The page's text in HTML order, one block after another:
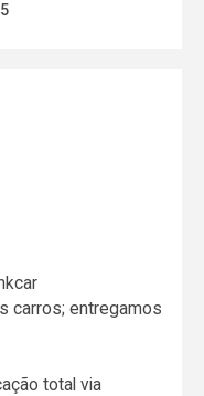
5
carros; entregamos
total via